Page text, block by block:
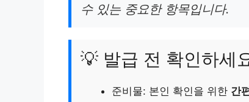
수 있는 중요한 항목입니다.
💡 발급 전 확인하세
준비물: 본인 확인을 위한 간